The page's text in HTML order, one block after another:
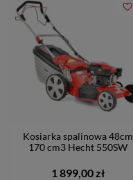
Kosiarka spalinowa 48cm
170 cm3 Hecht 550SW
1 899,00 zł
favorite_border